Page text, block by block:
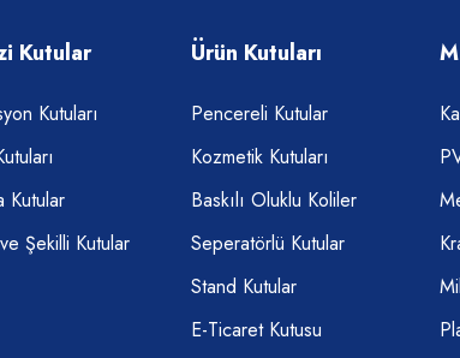
Kutular
Kutuları
Kutular
Şekilli Kutular
Ürün Kutuları
Pencereli Kutular
Kozmetik Kutuları
Baskılı Oluklu Koliler
Seperatörlü Kutular
Stand Kutular
E-Ticaret Kutusu